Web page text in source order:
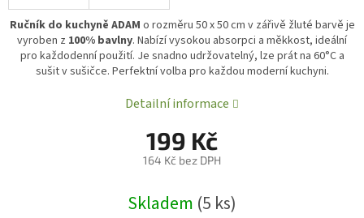
199 Kč
164 Kč bez DPH
cena:
Skladem (5 ks)
Ručník do kuchyně ADAM o rozměru 50 x 50 cm v zářivě žluté barvě je
vyroben z 100% bavlny. Nabízí vysokou absorpci a měkkost, ideální
pro každodenní použití. Je snadno udržovatelný, lze prát na 60°C a
sušit v sušičce. Perfektní volba pro každou moderní kuchyni.
Detailní informace